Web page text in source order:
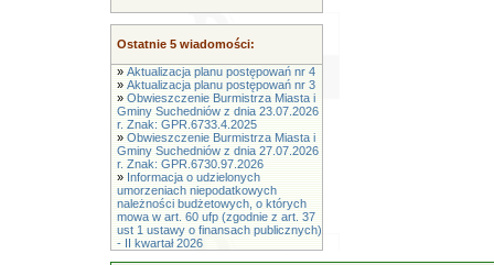
Ostatnie 5 wiadomości:
» Aktualizacja planu postępowań nr 4
» Aktualizacja planu postępowań nr 3
» Obwieszczenie Burmistrza Miasta i
Gminy Suchedniów z dnia 23.07.2026
r. Znak: GPR.6733.4.2025
» Obwieszczenie Burmistrza Miasta i
Gminy Suchedniów z dnia 27.07.2026
r. Znak: GPR.6730.97.2026
» Informacja o udzielonych
umorzeniach niepodatkowych
należności budżetowych, o których
mowa w art. 60 ufp (zgodnie z art. 37
ust 1 ustawy o finansach publicznych)
- II kwartał 2026